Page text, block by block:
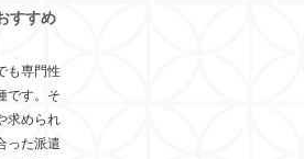
すすめ
も専門性
です。そ
求められ
った派遣